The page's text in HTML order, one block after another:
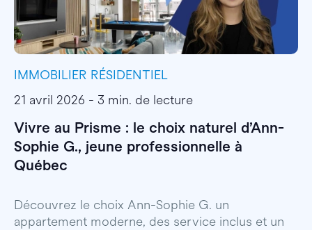
IMMOBILIER RÉSIDENTIEL
21 avril 2026 - 3 min. de lecture
Vivre au Prisme : le choix naturel d’Ann-
Sophie G., jeune professionnelle à
Québec
Découvrez le choix Ann-Sophie G. un
appartement moderne, des service inclus et un